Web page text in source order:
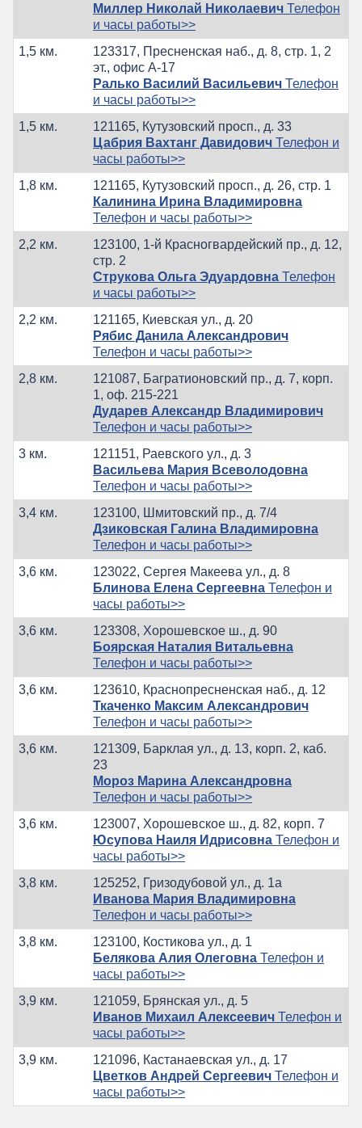
Миллер Николай Николаевич Телефон
и часы работы>>
1,5 км.
123317, Пресненская наб., д. 8, стр. 1, 2
эт., офис А-17
Ралько Василий Васильевич Телефон
и часы работы>>
1,5 км.
121165, Кутузовский просп., д. 33
Цабрия Вахтанг Давидович Телефон и
часы работы>>
1,8 км.
121165, Кутузовский просп., д. 26, стр. 1
Калинина Ирина Владимировна
Телефон и часы работы>>
2,2 км.
123100, 1-й Красногвардейский пр., д. 12,
стр. 2
Струкова Ольга Эдуардовна Телефон
и часы работы>>
2,2 км.
121165, Киевская ул., д. 20
Рябис Данила Александрович
Телефон и часы работы>>
2,8 км.
121087, Багратионовский пр., д. 7, корп.
1, оф. 215-221
Дударев Александр Владимирович
Телефон и часы работы>>
3 км.
121151, Раевского ул., д. 3
Васильева Мария Всеволодовна
Телефон и часы работы>>
3,4 км.
123100, Шмитовский пр., д. 7/4
Дзиковская Галина Владимировна
Телефон и часы работы>>
3,6 км.
123022, Сергея Макеева ул., д. 8
Блинова Елена Сергеевна Телефон и
часы работы>>
3,6 км.
123308, Хорошевское ш., д. 90
Боярская Наталия Витальевна
Телефон и часы работы>>
3,6 км.
123610, Краснопресненская наб., д. 12
Ткаченко Максим Александрович
Телефон и часы работы>>
3,6 км.
121309, Барклая ул., д. 13, корп. 2, каб.
23
Мороз Марина Александровна
Телефон и часы работы>>
3,6 км.
123007, Хорошевское ш., д. 82, корп. 7
Юсупова Наиля Идрисовна Телефон и
часы работы>>
3,8 км.
125252, Гризодубовой ул., д. 1а
Иванова Мария Владимировна
Телефон и часы работы>>
3,8 км.
123100, Костикова ул., д. 1
Белякова Алия Олеговна Телефон и
часы работы>>
3,9 км.
121059, Брянская ул., д. 5
Иванов Михаил Алексеевич Телефон и
часы работы>>
3,9 км.
121096, Кастанаевская ул., д. 17
Цветков Андрей Сергеевич Телефон и
часы работы>>